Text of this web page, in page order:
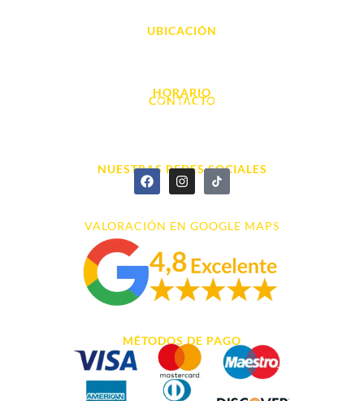
UBICACIÓN
HORARIO
L. - S. 10:00h a 22:00h
CONTACTO
NUESTRAS REDES SOCIALES
VALORACIÓN EN GOOGLE MAPS
MÉTODOS DE PAGO